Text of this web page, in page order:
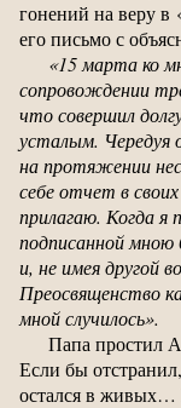
гонений на веру
его письмо с
«15 марта ко
сопровождении
что совершил
усталым. Чередуя
на протяжении
себе отчет в
прилагаю. Когда я
подписанной мною
и, не имея другой
Преосвященство
мной случилось».
Папа простил
Если бы
остался в живых…